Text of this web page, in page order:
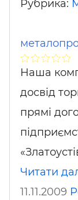
Рубрика:
Наша
досвід
прямі
Читати
11.11.2009